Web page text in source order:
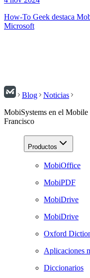
How-To Geek destaca
Microsoft
Blog
Noticias
MobiSystems en el Mobile
Francisco
Productos
MobiOffice
MobiPDF
MobiDrive
MobiDrive
Oxford
Aplicaciones
Diccionarios